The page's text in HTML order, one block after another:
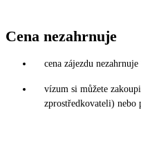
Cena nezahrnuje
cena zájezdu
vízum si můžete
zprostředkovateli) nebo